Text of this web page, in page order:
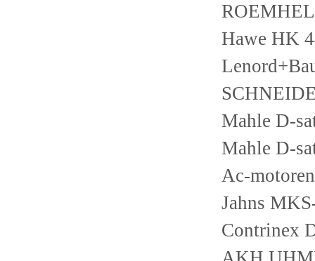
Hawe HK
Mahle D-
Mahle D-
Ac-
Jahns
Contrinex